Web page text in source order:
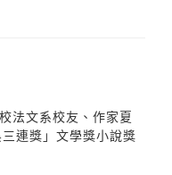
法文系校友、作家夏
連獎」文學獎小說獎